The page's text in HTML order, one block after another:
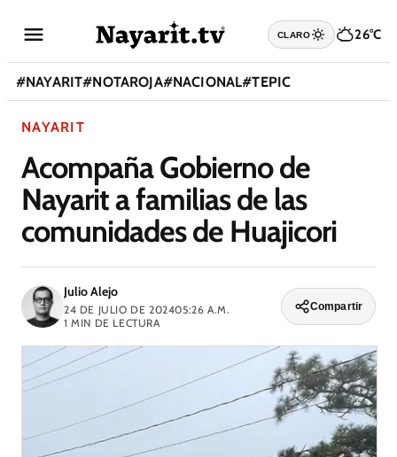
CLARO 26°C
#NAYARIT#NOTAROJA#NACIONAL#TEPIC
NAYARIT
Acompaña Gobierno de
Nayarit a familias de las
comunidades de Huajicori
Julio Alejo
24 DE JULIO DE 202405:26 A.M.
1 MIN DE LECTURA
Compartir